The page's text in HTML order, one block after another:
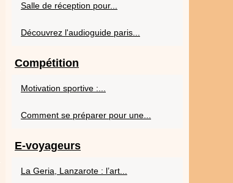
Salle de réception pour...
Découvrez l'audioguide paris...
Compétition
Motivation sportive :...
Comment se préparer pour une...
E-voyageurs
La Geria, Lanzarote : l’art...